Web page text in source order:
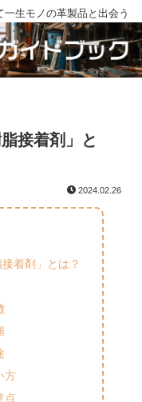
生モノの革製品と出会う
接着剤」と
2024.02.26
着剤」とは？
方
点